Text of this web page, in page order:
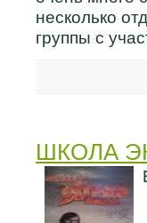
несколько
группы с
ШКОЛА